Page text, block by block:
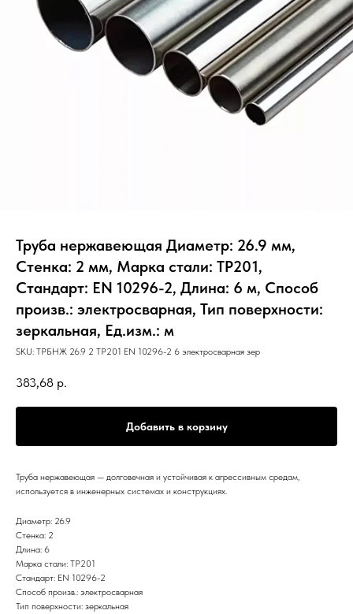
Труба нержавеющая Диаметр: 26.9 мм,
Стенка: 2 мм, Марка стали: TP201,
Стандарт: EN 10296-2, Длина: 6 м, Способ
произв.: электросварная, Тип поверхности:
зеркальная, Ед.изм.: м
SKU: ТРБНЖ 26.9 2 TP201 EN 10296-2 6 электросварная зер
383,68 р.
Добавить в корзину
Труба нержавеющая — долговечная и устойчивая к агрессивным средам,
используется в инженерных системах и конструкциях.
Диаметр: 26.9
Стенка: 2
Длина: 6
Марка стали: TP201
Стандарт: EN 10296-2
Способ произв.: электросварная
Тип поверхности: зеркальная